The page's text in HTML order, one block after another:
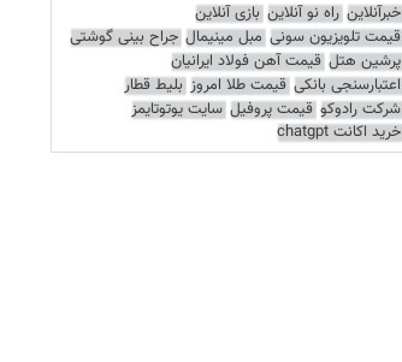
خبرآنلاین راه نو آنلاین بازی آنلاین
قیمت تلویزیون سونی مبل مینیمال جراح بینی گوشتی
پرشین هتل قیمت آهن فولاد ایرانیان
اعتبارسنجی بانکی قیمت طلا امروز بلیط قطار
شرکت رادوکو قیمت پروفیل سایت یوتوتایمز
خرید اکانت chatgpt